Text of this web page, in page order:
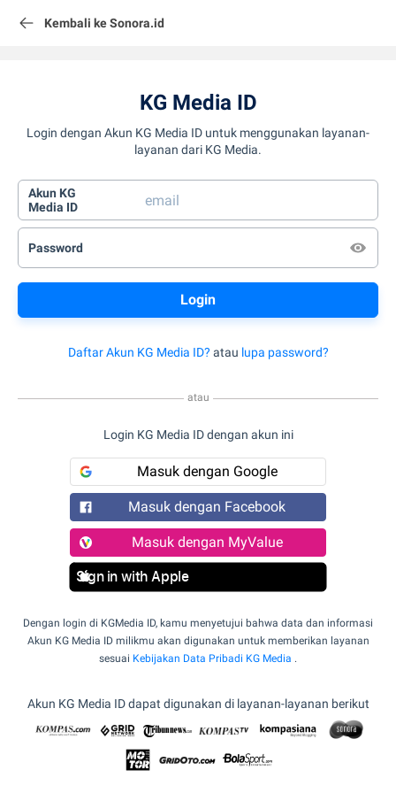
Kembali ke Sonora.id
KG Media ID
Login dengan Akun KG Media ID untuk menggunakan layanan-
layanan dari KG Media.
Akun KG
Media ID
Password
Daftar Akun KG Media ID? atau lupa password?
atau
Login KG Media ID dengan akun ini
Masuk dengan Google
Masuk dengan Facebook
Masuk dengan MyValue
Sign in with Apple
Dengan login di KGMedia ID, kamu menyetujui bahwa data dan informasi
Akun KG Media ID milikmu akan digunakan untuk memberikan layanan
sesuai Kebijakan Data Pribadi KG Media .
Akun KG Media ID dapat digunakan di layanan-layanan berikut